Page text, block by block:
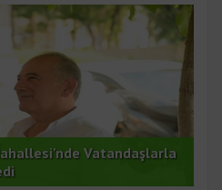
Vatandaşlarla